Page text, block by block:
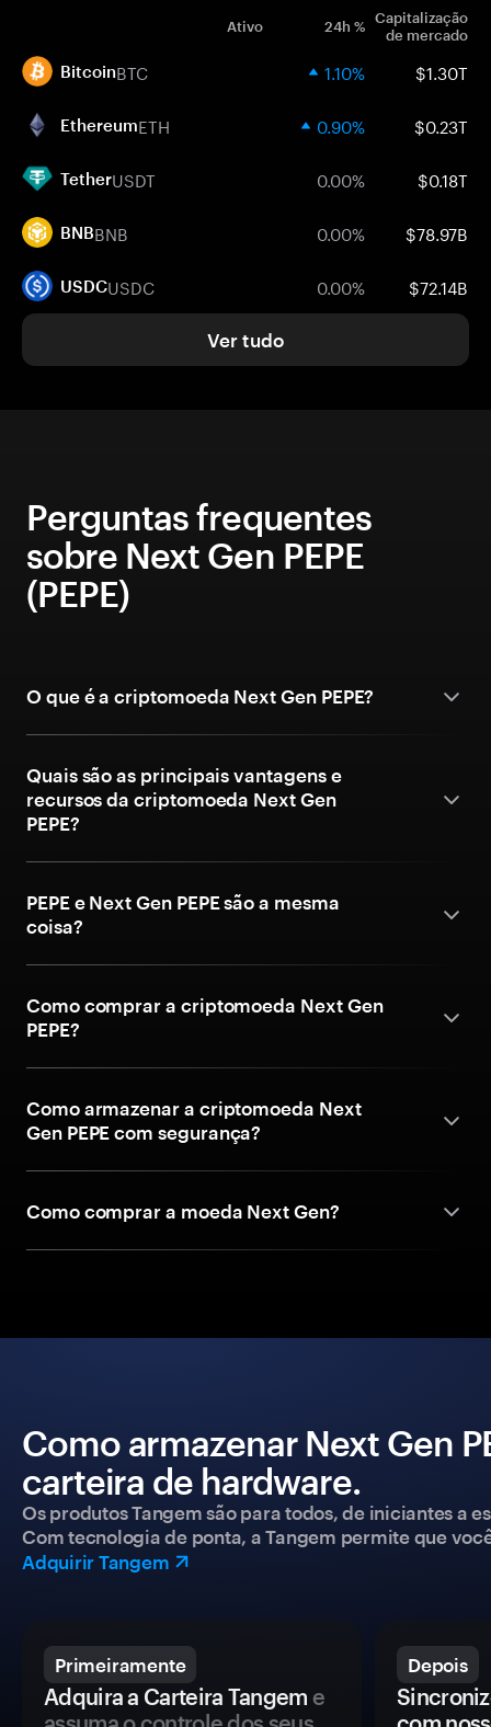
Ativo 24h % Capitalização
de mercado
BitcoinBTC 1.10% $1.30T
EthereumETH 0.90% $0.23T
TetherUSDT 0.00% $0.18T
BNBBNB 0.00% $78.97B
USDCUSDC 0.00% $72.14B
Ver tudo
Perguntas frequentes
sobre Next Gen PEPE
(PEPE)
O que é a criptomoeda Next Gen PEPE?
Quais são as principais vantagens e
recursos da criptomoeda Next Gen
PEPE?
PEPE e Next Gen PEPE são a mesma
coisa?
Como comprar a criptomoeda Next Gen
PEPE?
Como armazenar a criptomoeda Next
Gen PEPE com segurança?
Como comprar a moeda Next Gen?
Como armazenar Next Gen
carteira de hardware.
Os produtos Tangem são para todos, de iniciantes a
Com tecnologia de ponta, a Tangem permite que
Adquirir Tangem
Primeiramente
Adquira a Carteira Tangem e
Depois